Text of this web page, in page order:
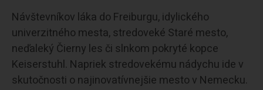
Návštevníkov láka do Freiburgu, idylického
univerzitného mesta, stredoveké Staré mesto,
neďaleký Čierny les či slnkom pokryté kopce
Keiserstuhl. Napriek stredovekému nádychu ide v
skutočnosti o najinovatívnejšie mesto v Nemecku.